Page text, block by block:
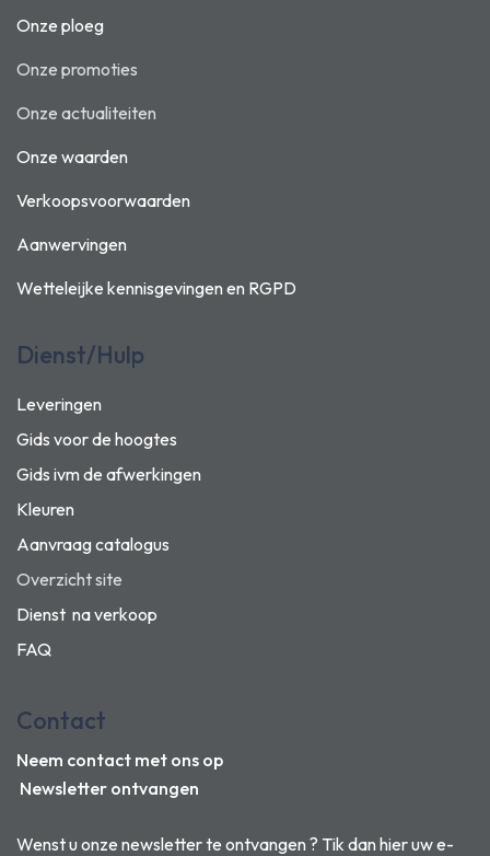
Onze ploeg
Onze promoties
Onze actualiteiten
Onze waarden
Verkoopsvoorwaarden
Aanwervingen
Wetteleijke kennisgevingen en RGPD
Dienst/Hulp
Leveringen
Gids voor de hoogtes
Gids ivm de afwerkingen
Kleuren
Aanvraag catalogus
Overzicht site
Dienst na verkoop
FAQ
Wenst u onze newsletter te ontvangen ? Tik dan hier uw e-
Contact
Neem contact met ons op
Newsletter ontvangen